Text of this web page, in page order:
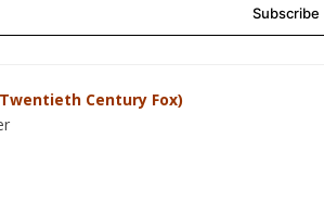
Century Fox)